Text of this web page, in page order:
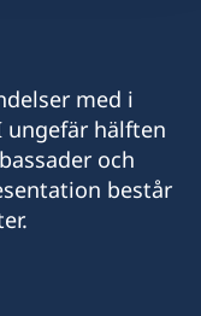
med i
hälften
och
består